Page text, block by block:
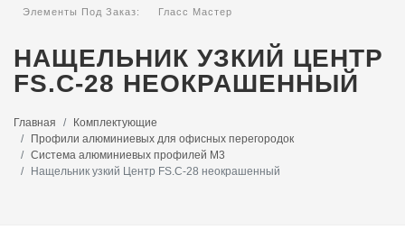
Элементы Под Заказ: Гласс Мастер
НАЩЕЛЬНИК УЗКИЙ ЦЕНТР
FS.C-28 НЕОКРАШЕННЫЙ
Главная
Комплектующие
Профили алюминиевых для офисных перегородок
Система алюминиевых профилей M3
Нащельник узкий Центр FS.C-28 неокрашенный